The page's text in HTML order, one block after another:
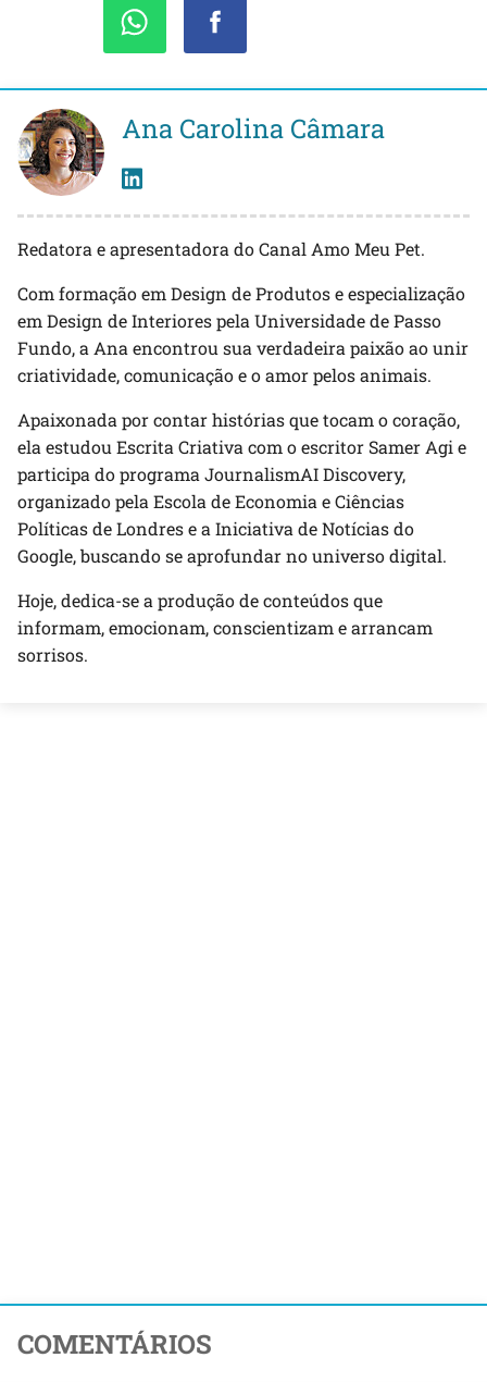
Ana Carolina Câmara
Redatora e apresentadora do Canal Amo Meu Pet.
Com formação em Design de Produtos e especialização
em Design de Interiores pela Universidade de Passo
Fundo, a Ana encontrou sua verdadeira paixão ao unir
criatividade, comunicação e o amor pelos animais.
Apaixonada por contar histórias que tocam o coração,
ela estudou Escrita Criativa com o escritor Samer Agi e
participa do programa JournalismAI Discovery,
organizado pela Escola de Economia e Ciências
Políticas de Londres e a Iniciativa de Notícias do
Google, buscando se aprofundar no universo digital.
Hoje, dedica-se a produção de conteúdos que
informam, emocionam, conscientizam e arrancam
sorrisos.
COMENTÁRIOS